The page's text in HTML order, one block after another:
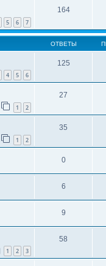
5 6 7
164
ОТВЕТЫ
4 5 6
125
1 2
27
1 2
35
0
6
9
1 2 3
58